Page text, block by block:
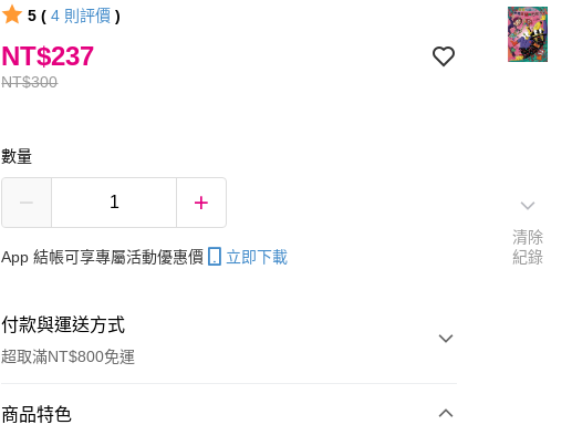
5 ( 4 則評價 )
NT$300
NT$237
數量
App 結帳可享專屬活動優惠價 立即下載
付款與運送方式
超取滿NT$800免運
付款方式
商品特色
清除
紀錄